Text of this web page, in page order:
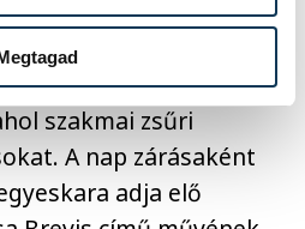
várja a
kórus lép fel,
kvótaminősítési
szakmai zsűri
A nap zárásaként
adja elő